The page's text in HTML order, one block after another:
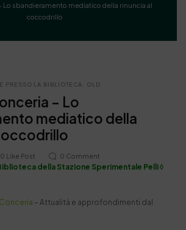
Lo sbandieramento mediatico della rinuncia al
coccodrillo
PRESSO LA BIBLIOTECA, OLD
– Lo
mediatico della
0 Like Post 0 Comment
della Stazione Sperimentale Pelli ◊
Conceria – Attualità e approfondimenti dal